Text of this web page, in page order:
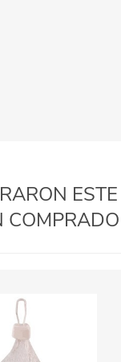
ESTE
COMPRADO